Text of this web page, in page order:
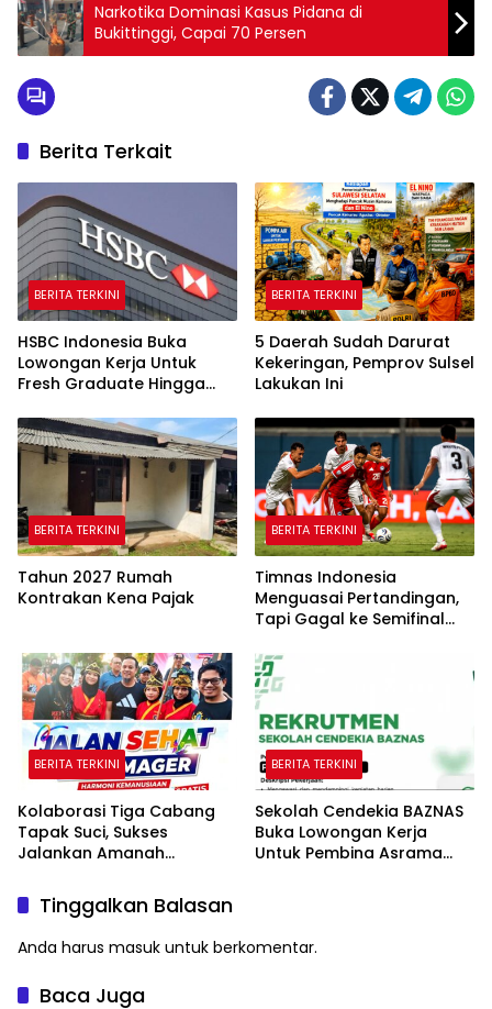
Narkotika Dominasi Kasus Pidana di
Bukittinggi, Capai 70 Persen
Berita Terkait
BERITA TERKINI
HSBC Indonesia Buka
Lowongan Kerja Untuk
Fresh Graduate Hingga
BERITA TERKINI
5 Daerah Sudah Darurat
Kekeringan, Pemprov Sulsel
Lakukan Ini
BERITA TERKINI
Tahun 2027 Rumah
Kontrakan Kena Pajak
BERITA TERKINI
Timnas Indonesia
Menguasai Pertandingan,
Tapi Gagal ke Semifinal
BERITA TERKINI
Kolaborasi Tiga Cabang
Tapak Suci, Sukses
Jalankan Amanah
Gubernur Sulawesi Selatan
BERITA TERKINI
Sekolah Cendekia BAZNAS
Buka Lowongan Kerja
Untuk Pembina Asrama
Tinggalkan Balasan
Anda harus masuk untuk berkomentar.
Baca Juga